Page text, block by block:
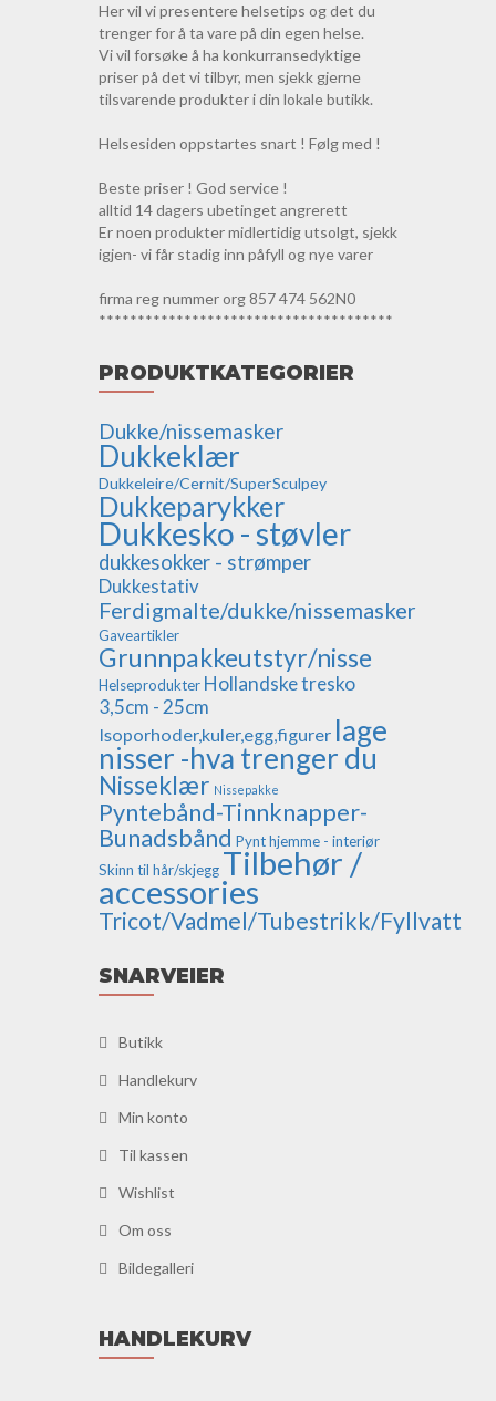
Her vil vi presentere helsetips og det du
trenger for å ta vare på din egen helse.
Vi vil forsøke å ha konkurransedyktige
priser på det vi tilbyr, men sjekk gjerne
tilsvarende produkter i din lokale butikk.
Helsesiden oppstartes snart ! Følg med !
Beste priser ! God service !
alltid 14 dagers ubetinget angrerett
Er noen produkter midlertidig utsolgt, sjekk
igjen- vi får stadig inn påfyll og nye varer
firma reg nummer org 857 474 562N0
**************************************
PRODUKTKATEGORIER
Dukke/nissemasker
Dukkeklær
Dukkeleire/Cernit/SuperSculpey
Dukkeparykker
Dukkesko - støvler
dukkesokker - strømper
Dukkestativ
Ferdigmalte/dukke/nissemasker
Gaveartikler
Grunnpakkeutstyr/nisse
Helseprodukter Hollandske tresko
3,5cm - 25cm
Isoporhoder,kuler,egg,figurer lage
nisser -hva trenger du
Nisseklær Nissepakke
Pyntebånd-Tinnknapper-
Bunadsbånd Pynt hjemme - interiør
Skinn til hår/skjegg Tilbehør /
accessories
Tricot/Vadmel/Tubestrikk/Fyllvatt
SNARVEIER
Butikk
Handlekurv
Min konto
Til kassen
Wishlist
Om oss
Bildegalleri
HANDLEKURV